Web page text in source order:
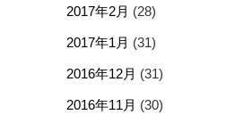
2017年2月 (28)
2017年1月 (31)
2016年12月 (31)
2016年11月 (30)